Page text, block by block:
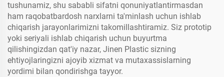
tushunamiz, shu sababli sifatni qonuniyatlantirmasdan
ham raqobatbardosh narxlarni ta'minlash uchun ishlab
chiqarish jarayonlarimizni takomillashtiramiz. Siz prototip
yoki seriyali ishlab chiqarish uchun buyurtma
qilishingizdan qat'iy nazar, Jinen Plastic sizning
ehtiyojlaringizni ajoyib xizmat va mutaxassislarning
yordimi bilan qondirishga tayyor.